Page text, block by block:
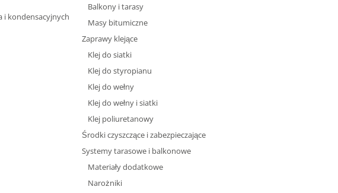
i kondensacyjnych
Balkony i tarasy
Masy bitumiczne
Zaprawy klejące
Klej do siatki
Klej do styropianu
Klej do wełny
Klej do wełny i siatki
Klej poliuretanowy
Środki czyszczące i zabezpieczające
Systemy tarasowe i balkonowe
Materiały dodatkowe
Narożniki